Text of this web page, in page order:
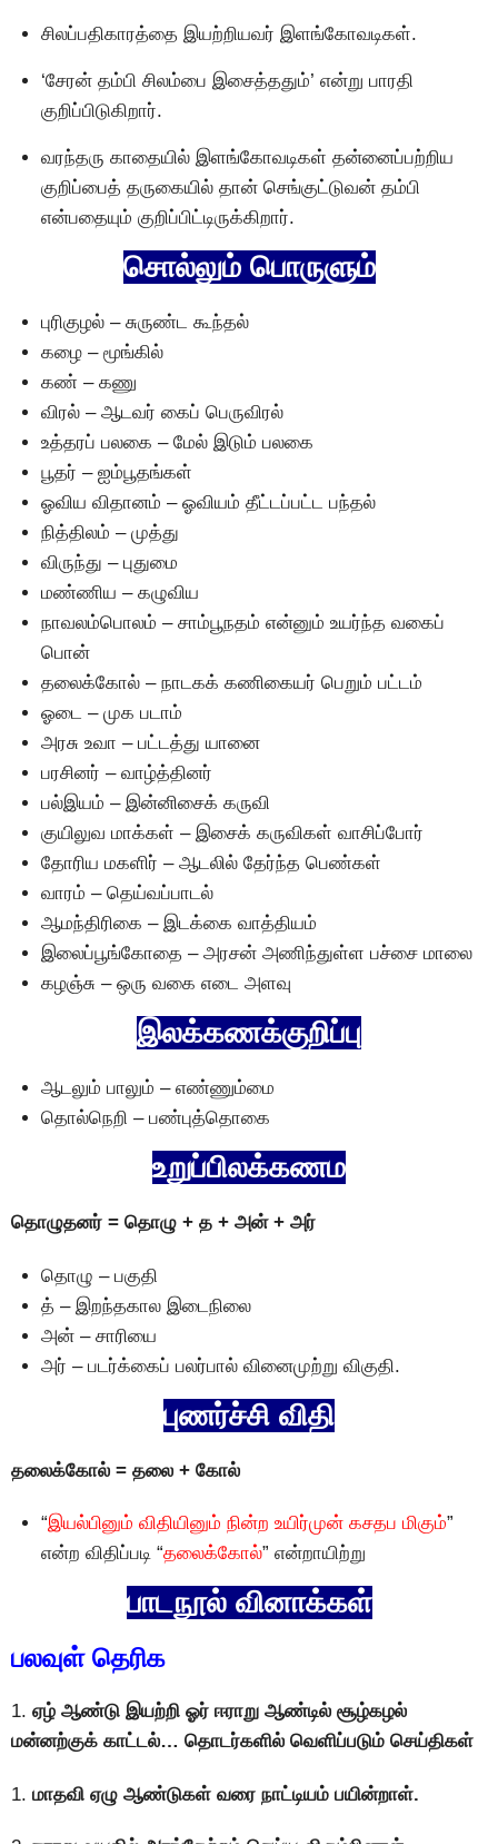
சிலப்பதிகாரத்தை இயற்றியவர் இளங்கோவடிகள்.
‘சேரன் தம்பி சிலம்பை இசைத்ததும்’ என்று பாரதி
குறிப்பிடுகிறார்.
வரந்தரு காதையில் இளங்கோவடிகள் தன்னைப்பற்றிய
குறிப்பைத் தருகையில் தான் செங்குட்டுவன் தம்பி
என்பதையும் குறிப்பிட்டிருக்கிறார்.
சொல்லும் பொருளும்
புரிகுழல் – சுருண்ட கூந்தல்
கழை – மூங்கில்
கண் – கணு
விரல் – ஆடவர் கைப் பெருவிரல்
உத்தரப் பலகை – மேல் இடும் பலகை
பூதர் – ஐம்பூதங்கள்
ஓவிய விதானம் – ஓவியம் தீட்டப்பட்ட பந்தல்
நித்திலம் – முத்து
விருந்து – புதுமை
மண்ணிய – கழுவிய
நாவலம்பொலம் – சாம்பூநதம் என்னும் உயர்ந்த வகைப்
பொன்
தலைக்கோல் – நாடகக் கணிகையர் பெறும் பட்டம்
ஓடை – முக படாம்
அரசு உவா – பட்டத்து யானை
பரசினர் – வாழ்த்தினர்
பல்இயம் – இன்னிசைக் கருவி
குயிலுவ மாக்கள் – இசைக் கருவிகள் வாசிப்போர்
தோரிய மகளிர் – ஆடலில் தேர்ந்த பெண்கள்
வாரம் – தெய்வப்பாடல்
ஆமந்திரிகை – இடக்கை வாத்தியம்
இலைப்பூங்கோதை – அரசன் அணிந்துள்ள பச்சை மாலை
கழஞ்சு – ஒரு வகை எடை அளவு
இலக்கணக்குறிப்பு
ஆடலும் பாலும் – எண்ணும்மை
தொல்நெறி – பண்புத்தொகை
உறுப்பிலக்கணம
தாெழுதனர் = தாெழு + த + அன் + அர்
தாெழு – பகுதி
த் – இறந்தகால இடைநிலை
அன் – சாரியை
அர் – படர்க்கைப் பலர்பால் வினைமுற்று விகுதி.
புணர்ச்சி விதி
தலைக்காேல் = தலை + கோல்
“இயல்பினும் விதியினும் நின்ற உயிர்முன் கசதப மிகும்”
என்ற விதிப்படி “தலைக்காேல்” என்றாயிற்று
பாடநூல் வினாக்கள்
பலவுள் தெரிக
1. ஏழ் ஆண்டு இயற்றி ஓர் ஈராறு ஆண்டில் சூழ்கழல்
மன்னற்குக் காட்டல்… தொடர்களில் வெளிப்படும் செய்திகள்
1. மாதவி ஏழு ஆண்டுகள் வரை நாட்டியம் பயின்றாள்.